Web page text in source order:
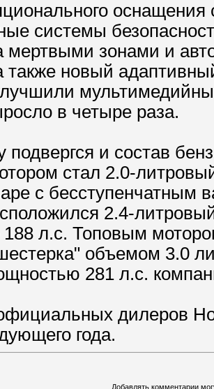
системы
мертвыми зонами и
также новый
в четыре раза.
подвергся и состав
стал 2.0-
с бесступенчатным
2.4-
л.с. Топовым
объемом 3.0
281 л.с.
дилеров
года.
Добавлять комментарии